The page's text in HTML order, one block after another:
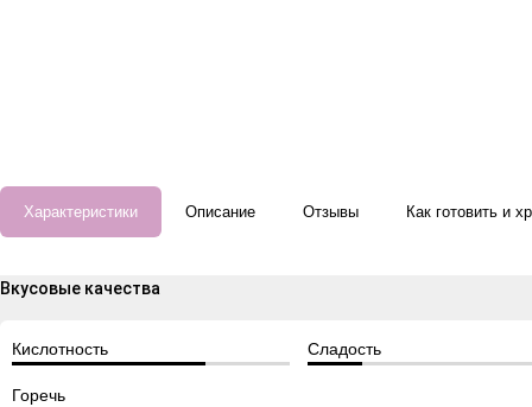
Характеристики Описание Отзывы Как готовить и
Вкусовые качества
Кислотность Сладость
Горечь